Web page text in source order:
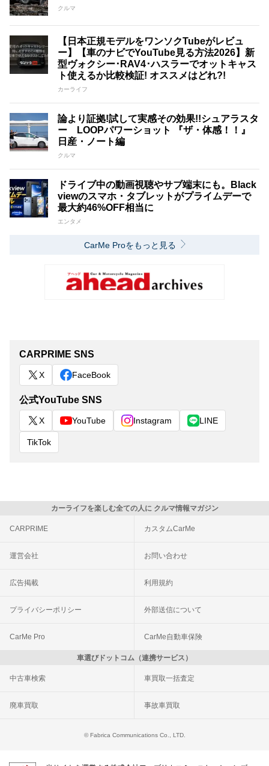
クルマ
【日本正規モデルをワンソクTubeがレビュ
ー】【車のナビでYouTube見る方法2026】新
型ヴォクシー･RAV4･ハスラーでオットキャス
ト使えるか比較検証! オススメはどれ?!
カーライフ
論より証拠!試して実感その効果!!シュアラスタ
ー LOOPパワーショット 『ザ・体感！！』
日産・ノート編
クルマ
ドライブ中の動画視聴やサブ端末にも。Black
viewのスマホ・タブレットがプライムデーで
最大約46%OFF相当に
エンタメ
CarMe Proをもっと見る
CARPRIME SNS
X FaceBook
公式YouTube SNS
X YouTube Instagram LINE
TikTok
カーライフを楽しむ全ての人に クルマ情報マガジン
CARPRIME カスタムCarMe
運営会社 お問い合わせ
広告掲載 利用規約
プライバシーポリシー 外部送信について
CarMe Pro CarMe自動車保険
車選びドットコム（連携サービス）
中古車検索 車買取一括査定
廃車買取 事故車買取
© Fabrica Communications Co., LTD.